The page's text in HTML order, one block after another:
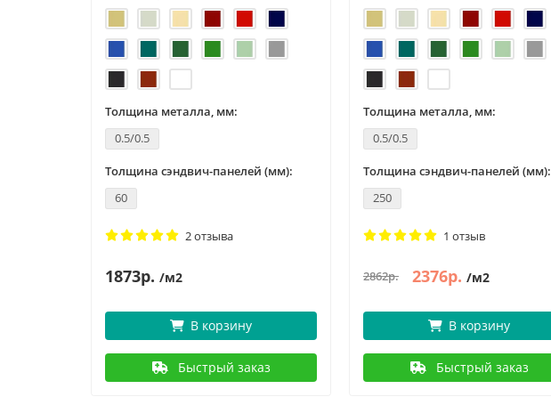
Толщина металла, мм:
0.5/0.5
Толщина сэндвич-панелей (мм):
60
2 отзыва
1873р. /м2
В корзину
Быстрый заказ
Толщина металла, мм:
0.5/0.5
Толщина сэндвич-панелей (мм):
250
1 отзыв
2862р. 2376р. /м2
В корзину
Быстрый заказ